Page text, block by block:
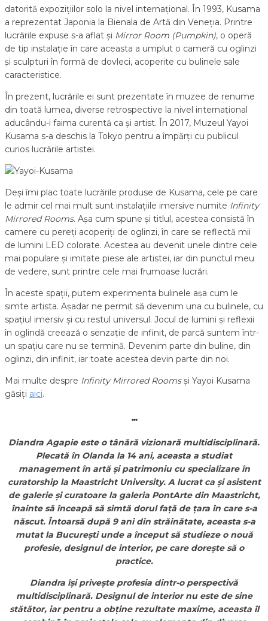
datorită expozițiilor solo la nivel internațional. În 1993, Kusama
a reprezentat Japonia la Bienala de Artă din Veneția. Printre
lucrările expuse s-a aflat și Mirror Room (Pumpkin), o operă
de tip instalație în care aceasta a umplut o cameră cu oglinzi
și sculpturi în formă de dovleci, acoperite cu bulinele sale
caracteristice.
În prezent, lucrările ei sunt prezentate în muzee de renume
din toată lumea, diverse retrospective la nivel internațional
aducându-i faima curentă ca și artist. În 2017, Muzeul Yayoi
Kusama s-a deschis la Tokyo pentru a împărți cu publicul
curios lucrările artistei.
Deși îmi plac toate lucrările produse de Kusama, cele pe care
le admir cel mai mult sunt instalațiile imersive numite Infinity
Mirrored Rooms. Așa cum spune și titlul, acestea consistă în
camere cu pereți acoperiți de oglinzi, în care se reflectă mii
de lumini LED colorate. Acestea au devenit unele dintre cele
mai populare și imitate piese ale artistei, iar din punctul meu
de vedere, sunt printre cele mai frumoase lucrări.
În aceste spații, putem experimenta bulinele așa cum le
simte artista. Așadar ne permit să devenim una cu bulinele, cu
spațiul imersiv și cu restul universul. Jocul de lumini și reflexii
în oglindă creează o senzație de infinit, de parcă suntem într-
un spațiu care nu se termină. Devenim parte din buline, din
oglinzi, din infinit, iar toate acestea devin parte din noi.
Mai multe despre Infinity Mirrored Roomsși Yayoi Kusama
găsiți aici.
…
Diandra Agapie este o tânără vizionară multidisciplinară.
Plecată în Olanda la 14 ani, aceasta a studiat
management în artă și patrimoniu cu specializare în
curatorship la Maastricht University. A lucrat ca și asistent
de galerie și curatoare la galeria PontArte din Maastricht,
înainte să înceapă să simtă dorul față de țara în care s-a
născut. Întoarsă după 9 ani din străinătate, aceasta s-a
mutat la București unde a început să studieze o nouă
profesie, designul de interior, pe care dorește să o
practice.
Diandra își privește profesia dintr-o perspectivă
multidisciplinară. Designul de interior nu este de sine
stătător, iar pentru a obține rezultate maxime, aceasta îl